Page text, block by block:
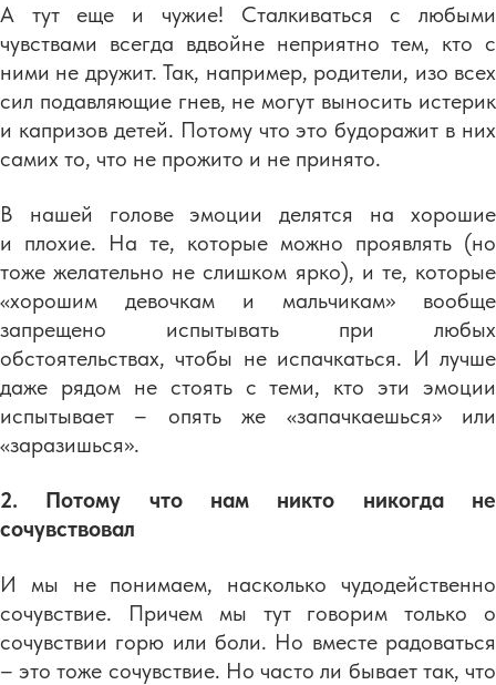
А тут еще и чужие! Сталкиваться с любыми
чувствами всегда вдвойне неприятно тем, кто с
ними не дружит. Так, например, родители, изо всех
сил подавляющие гнев, не могут выносить истерик
и капризов детей. Потому что это будоражит в них
самих то, что не прожито и не принято.
В нашей голове эмоции делятся на хорошие
и плохие. На те, которые можно проявлять (но
тоже желательно не слишком ярко), и те, которые
«хорошим девочкам и мальчикам» вообще
запрещено испытывать при любых
обстоятельствах, чтобы не испачкаться. И лучше
даже рядом не стоять с теми, кто эти эмоции
испытывает – опять же «запачкаешься» или
«заразишься».
2. Потому что нам никто никогда не
сочувствовал
И мы не понимаем, насколько чудодейственно
сочувствие. Причем мы тут говорим только о
сочувствии горю или боли. Но вместе радоваться
– это тоже сочувствие. Но часто ли бывает так, что